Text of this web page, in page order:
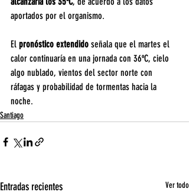
aportados por el organismo.
El pronóstico extendido señala que el martes el
calor continuaría en una jornada con 36ºC, cielo
algo nublado, vientos del sector norte con
ráfagas y probabilidad de tormentas hacia la
noche.
Santiago
Entradas recientes Ver todo